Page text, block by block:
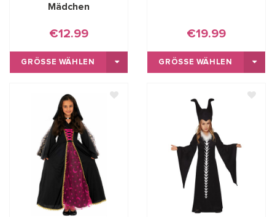
Mädchen
€12.99
GRÖSSE WÄHLEN
€19.99
GRÖSSE WÄHLEN